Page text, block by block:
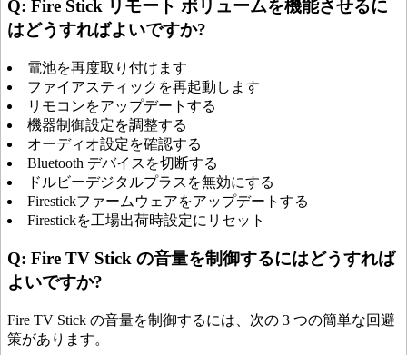
Q: Fire Stick リモート ボリュームを機能させるに
はどうすればよいですか?
電池を再度取り付けます
ファイアスティックを再起動します
リモコンをアップデートする
機器制御設定を調整する
オーディオ設定を確認する
Bluetooth デバイスを切断する
ドルビーデジタルプラスを無効にする
Firestickファームウェアをアップデートする
Firestickを工場出荷時設定にリセット
Q: Fire TV Stick の音量を制御するにはどうすれば
よいですか?
Fire TV Stick の音量を制御するには、次の 3 つの簡単な回避
策があります。